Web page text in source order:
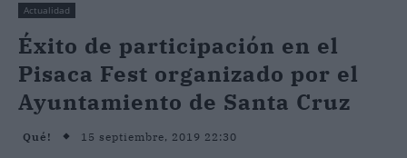
Actualidad
Éxito de participación en el
Pisaca Fest organizado por el
Ayuntamiento de Santa Cruz
Qué! 15 septiembre, 2019 22:30